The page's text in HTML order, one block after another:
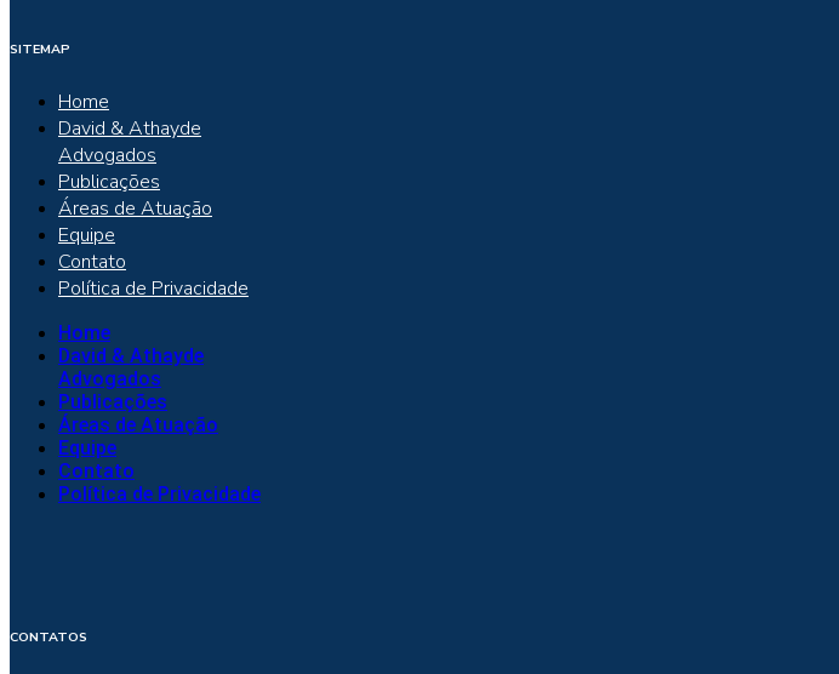
SITEMAP
Home
David & Athayde
Advogados
Publicações
Áreas de Atuação
Equipe
Contato
Política de Privacidade
Home
David & Athayde
Advogados
Publicações
Áreas de Atuação
Equipe
Contato
Política de Privacidade
CONTATOS